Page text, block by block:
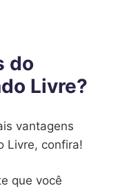
do
Livre?
vantagens
Livre, confira!
que você